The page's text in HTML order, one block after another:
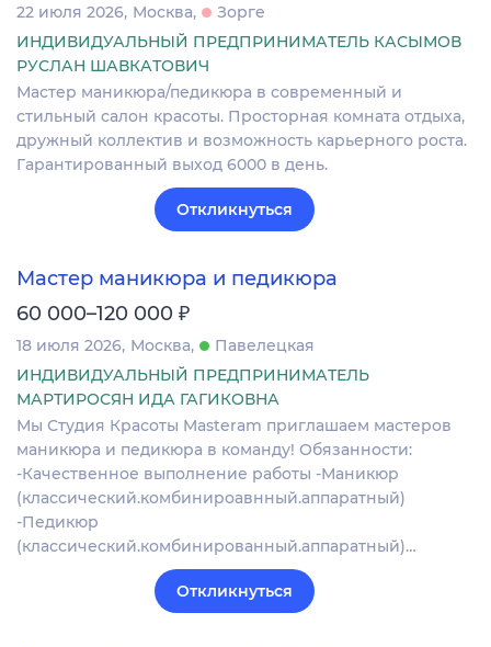
22 июля 2026 Москва
Зорге
ИНДИВИДУАЛЬНЫЙ ПРЕДПРИНИМАТЕЛЬ КАСЫМОВ
РУСЛАН ШАВКАТОВИЧ
Мастер маникюра/педикюра в современный и
стильный салон красоты. Просторная комната отдыха,
дружный коллектив и возможность карьерного роста.
Гарантированный выход 6000 в день.
Откликнуться
Мастер маникюра и педикюра
60 000–120 000 ₽
18 июля 2026 Москва
Павелецкая
ИНДИВИДУАЛЬНЫЙ ПРЕДПРИНИМАТЕЛЬ
МАРТИРОСЯН ИДА ГАГИКОВНА
Мы Студия Красоты Masteram приглашаем мастеров
маникюра и педикюра в команду! Обязанности:
-Качественное выполнение работы -Маникюр
(классический.комбинироавнный.аппаратный)
-Педикюр
(классический.комбинированный.аппаратный)…
Откликнуться